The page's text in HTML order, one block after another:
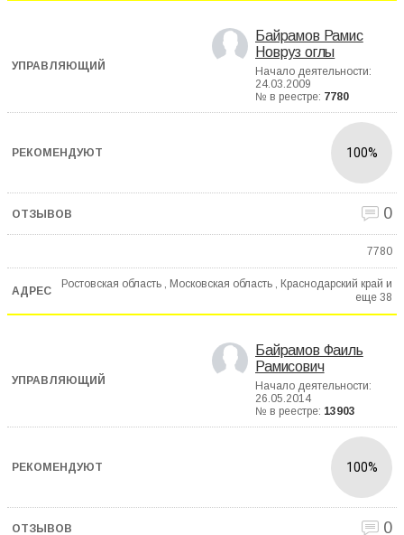
Байрамов Рамис
Новруз оглы
Начало деятельности:
24.03.2009
№ в реестре: 7780
100%
0
7780
Ростовская область , Московская область , Краснодарский край и
еще 38
Байрамов Фаиль
Рамисович
Начало деятельности:
26.05.2014
№ в реестре: 13903
100%
0